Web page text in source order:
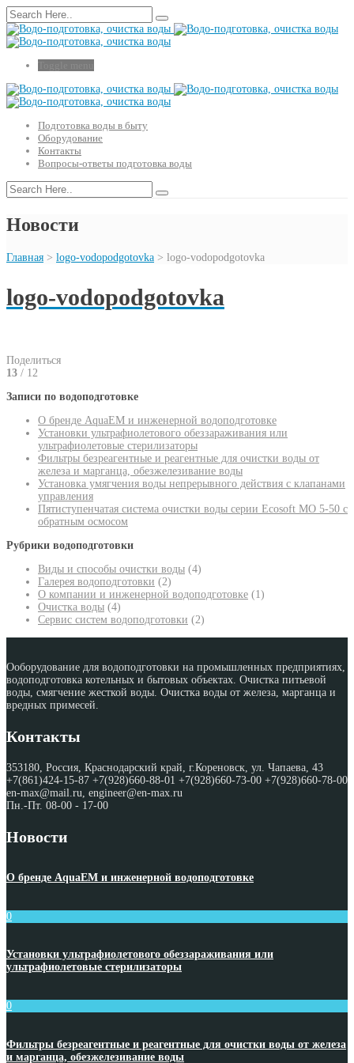
Подготовка воды в быту
Оборудование
Контакты
Вопросы-ответы подготовка воды
Новости
Главная > logo-vodopodgotovka > logo-vodopodgotovka
logo-vodopodgotovka
Поделиться
13 / 12
Записи по водоподготовке
О бренде AquaEM и инженерной водоподготовке
Установки ультрафиолетового обеззараживания или
ультрафиолетовые стерилизаторы
Фильтры безреагентные и реагентные для очистки воды от
железа и марганца, обезжелезивание воды
Установка умягчения воды непрерывного действия с клапанами
управления
Пятиступенчатая система очистки воды серии Ecosoft MO 5-50 с
обратным осмосом
Рубрики водоподготовки
Виды и способы очистки воды (4)
Галерея водоподготовки (2)
О компании и инженерной водоподготовке (1)
Очистка воды (4)
Сервис систем водоподготовки (2)
Ооборудование для водоподготовки на промышленных предприятиях,
водоподготовка котельных и бытовых объектах. Очистка питьевой
воды, смягчение жесткой воды. Очистка воды от железа, марганца и
вредных примесей.
Контакты
353180, Россия, Краснодарский край, г.Кореновск, ул. Чапаева, 43
+7(861)424-15-87 +7(928)660-88-01 +7(928)660-73-00 +7(928)660-78-00
en-max@mail.ru, engineer@en-max.ru
Пн.-Пт. 08-00 - 17-00
Новости
О бренде AquaEM и инженерной водоподготовке
0
Установки ультрафиолетового обеззараживания или
ультрафиолетовые стерилизаторы
0
Фильтры безреагентные и реагентные для очистки воды от железа
и марганца, обезжелезивание воды